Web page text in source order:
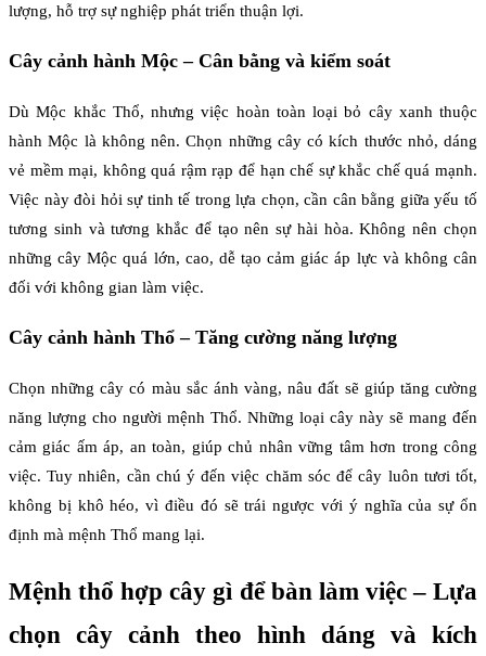
lượng, hỗ trợ sự nghiệp phát triển thuận lợi.
Cây cảnh hành Mộc – Cân bằng và kiểm soát
Dù Mộc khắc Thổ, nhưng việc hoàn toàn loại bỏ cây xanh thuộc
hành Mộc là không nên. Chọn những cây có kích thước nhỏ, dáng
vẻ mềm mại, không quá rậm rạp để hạn chế sự khắc chế quá mạnh.
Việc này đòi hỏi sự tinh tế trong lựa chọn, cần cân bằng giữa yếu tố
tương sinh và tương khắc để tạo nên sự hài hòa. Không nên chọn
những cây Mộc quá lớn, cao, dễ tạo cảm giác áp lực và không cân
đối với không gian làm việc.
Cây cảnh hành Thổ – Tăng cường năng lượng
Chọn những cây có màu sắc ánh vàng, nâu đất sẽ giúp tăng cường
năng lượng cho người mệnh Thổ. Những loại cây này sẽ mang đến
cảm giác ấm áp, an toàn, giúp chủ nhân vững tâm hơn trong công
việc. Tuy nhiên, cần chú ý đến việc chăm sóc để cây luôn tươi tốt,
không bị khô héo, vì điều đó sẽ trái ngược với ý nghĩa của sự ổn
định mà mệnh Thổ mang lại.
Mệnh thổ hợp cây gì để bàn làm việc – Lựa
chọn cây cảnh theo hình dáng và kích